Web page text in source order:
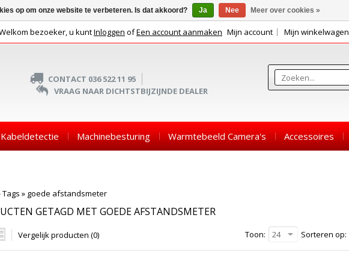
bezoeker, u kuntInloggen ofEen account aanmaken Mijn account Mijn winkelwagen
CONTACT 036 522 11 95
VRAAG NAAR DICHTSTBIJZIJNDE DEALER
Kabeldetectie Machinebesturing Warmtebeeld Camera's Accessoires
Tags » goede afstandsmeter
GETAGD MET GOEDE AFSTANDSMETER
Vergelijk producten (0) Sorteren op:
Toon: 24
op om onze website te verbeteren. Is dat akkoord? Ja Nee Meer over cookies »